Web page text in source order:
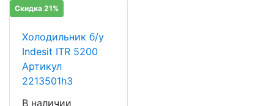
Скидка 21%
Холодильник б/у
Indesit ITR 5200
Артикул
2213501h3
В наличии